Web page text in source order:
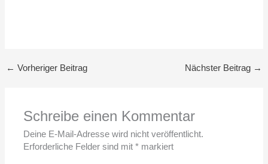
← Vorheriger Beitrag Nächster Beitrag →
Schreibe einen Kommentar
Deine E-Mail-Adresse wird nicht veröffentlicht.
Erforderliche Felder sind mit* markiert